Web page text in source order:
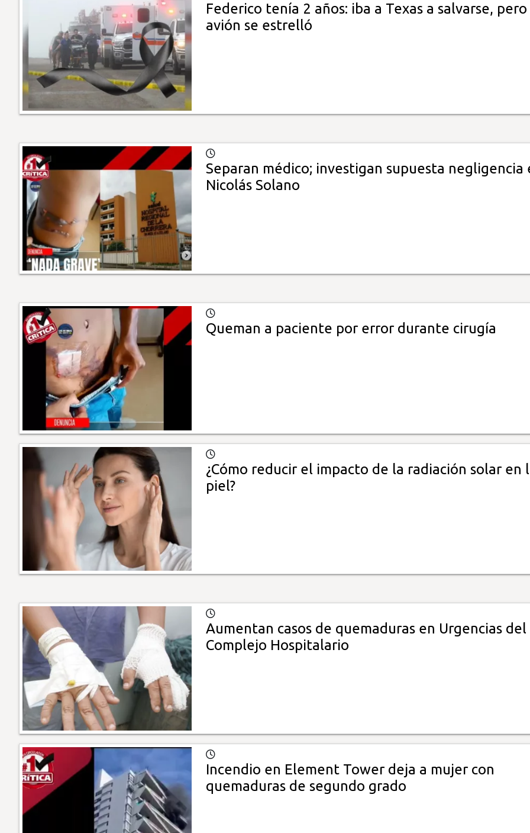
Federico tenía 2 años: iba a Texas a salvarse,
avión se estrelló
Separan médico; investigan supuesta negligencia
Nicolás Solano
Queman a paciente por error durante cirugía
¿Cómo reducir el impacto de la radiación solar en
piel?
Aumentan casos de quemaduras en Urgencias del
Complejo Hospitalario
Incendio en Element Tower deja a mujer con
quemaduras de segundo grado